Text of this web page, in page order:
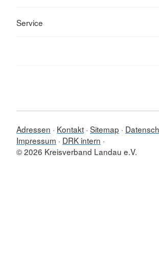
Service
Adressen Kontakt Sitemap
Impressum
DRK intern
© 2026 Kreisverband Landau e.V.